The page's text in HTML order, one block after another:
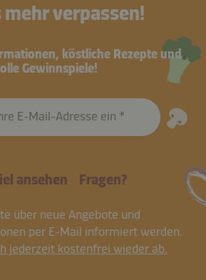
mehr verpassen!
köstliche Rezepte und
Gewinnspiele!
E-Mail-Adresse ein
ansehen Fragen?
über neue Angebote und
per E-Mail informiert werden.
jederzeit kostenfrei wieder ab.